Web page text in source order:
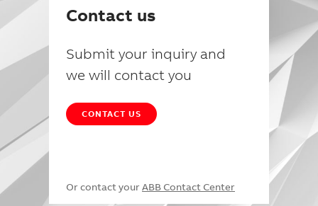
Contact us
Submit your inquiry and
we will contact you
CONTACT US
Or contact your ABB Contact Center